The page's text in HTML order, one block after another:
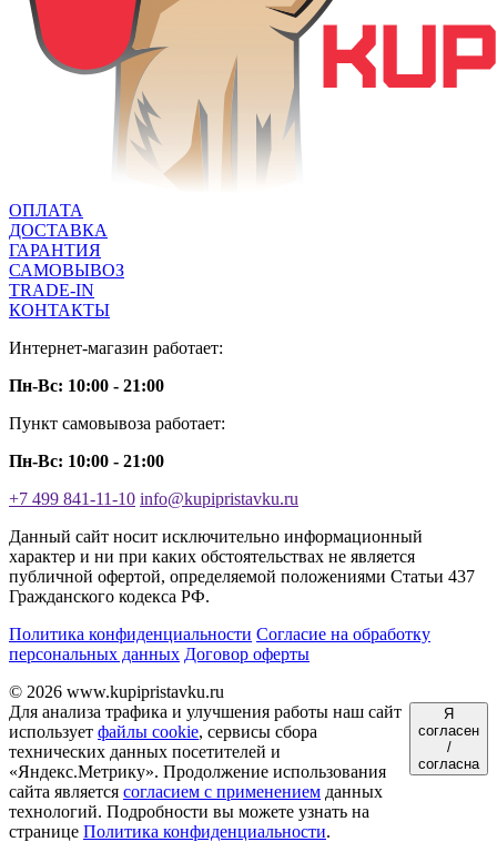
ОПЛАТА
ДОСТАВКА
ГАРАНТИЯ
САМОВЫВОЗ
TRADE-IN
КОНТАКТЫ
Интернет-магазин работает:
Пн-Вс: 10:00 - 21:00
Пункт самовывоза работает:
Пн-Вс: 10:00 - 21:00
+7 499 841-11-10 info@kupipristavku.ru
Данный сайт носит исключительно информационный
характер и ни при каких обстоятельствах не является
публичной офертой, определяемой положениями Статьи 437
Гражданского кодекса РФ.
Политика конфиденциальности Согласие на обработку
персональных данных Договор оферты
© 2026 www.kupipristavku.ru
Для анализа трафика и улучшения работы наш сайт
использует файлы cookie, сервисы сбора
технических данных посетителей и
«Яндекс.Метрику». Продолжение использования
сайта является согласием с применением данных
технологий. Подробности вы можете узнать на
странице Политика конфиденциальности.
Я
согласен
/
согласна